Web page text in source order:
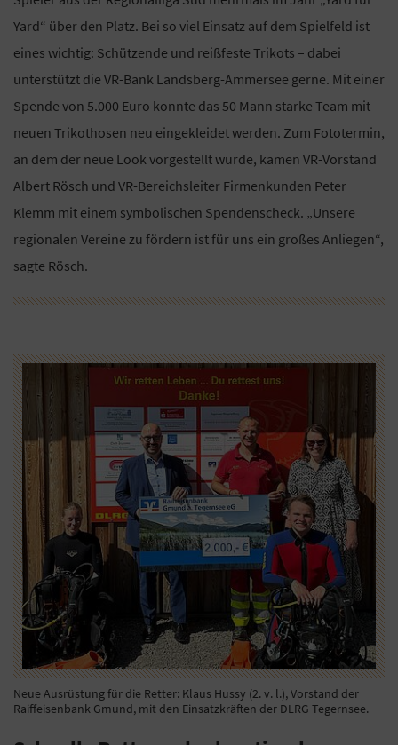
Yard“ über den Platz. Bei so viel Einsatz auf dem Spielfeld ist
eines wichtig: Schützende und reißfeste Trikots – dabei
unterstützt die VR-Bank Landsberg-Ammersee gerne. Mit einer
Spende von 5.000 Euro konnte das 50 Mann starke Team mit
neuen Trikothosen neu eingekleidet werden. Zum Fototermin,
an dem der neue Look vorgestellt wurde, kamen VR-Vorstand
Albert Rösch und VR-Bereichsleiter Firmenkunden Peter
Klemm mit einem symbolischen Spendenscheck. „Unsere
regionalen Vereine zu fördern ist für uns ein großes Anliegen“,
sagte Rösch.
Neue Ausrüstung für die Retter: Klaus Hussy (2. v. l.), Vorstand der
Raiffeisenbank Gmund, mit den Einsatzkräften der DLRG Tegernsee.